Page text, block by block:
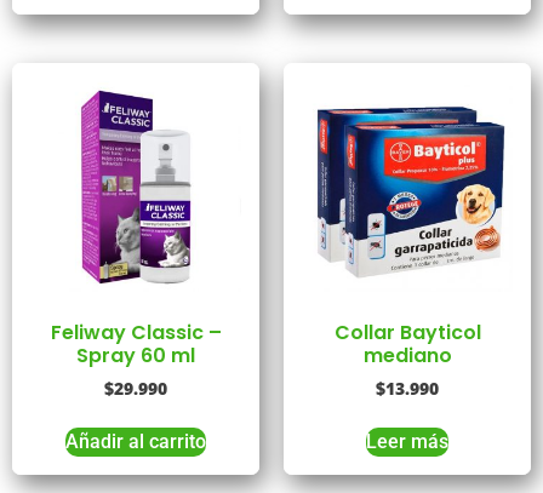
Feliway Classic –
Spray 60 ml
$29.990
Añadir al carrito
Collar Bayticol
mediano
$13.990
Leer más